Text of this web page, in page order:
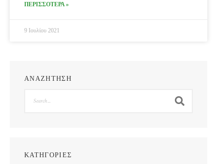
ΠΕΡΙΣΣΟΤΕΡΑ »
9 Ιουλίου 2021
ΑΝΑΖΗΤΗΣΗ
ΚΑΤΗΓΟΡΙΕΣ